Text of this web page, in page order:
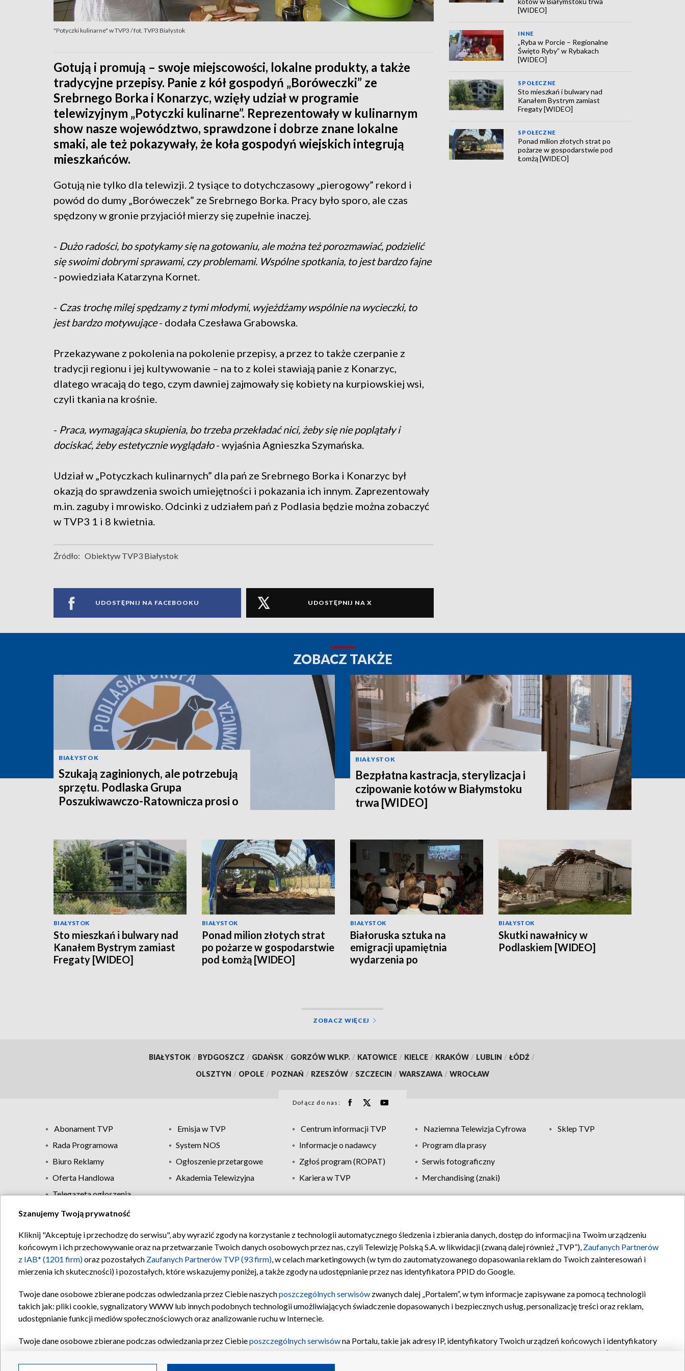
"Potyczki kulinarne" w TVP3 / fot. TVP3 Białystok
Gotują i promują – swoje miejscowości, lokalne produkty, a także
tradycyjne przepisy. Panie z kół gospodyń „Boróweczki” ze
Srebrnego Borka i Konarzyc, wzięły udział w programie
telewizyjnym „Potyczki kulinarne”. Reprezentowały w kulinarnym
show nasze województwo, sprawdzone i dobrze znane lokalne
smaki, ale też pokazywały, że koła gospodyń wiejskich integrują
mieszkańców.
Gotują nie tylko dla telewizji. 2 tysiące to dotychczasowy „pierogowy” rekord i
powód do dumy „Boróweczek” ze Srebrnego Borka. Pracy było sporo, ale czas
spędzony w gronie przyjaciół mierzy się zupełnie inaczej.
- Dużo radości, bo spotykamy się na gotowaniu, ale można też porozmawiać, podzielić
się swoimi dobrymi sprawami, czy problemami. Wspólne spotkania, to jest bardzo fajne
- powiedziała Katarzyna Kornet.
- Czas trochę milej spędzamy z tymi młodymi, wyjeżdżamy wspólnie na wycieczki, to
jest bardzo motywujące- dodała Czesława Grabowska.
Przekazywane z pokolenia na pokolenie przepisy, a przez to także czerpanie z
tradycji regionu i jej kultywowanie – na to z kolei stawiają panie z Konarzyc,
dlatego wracają do tego, czym dawniej zajmowały się kobiety na kurpiowskiej wsi,
czyli tkania na krośnie.
- Praca, wymagająca skupienia, bo trzeba przekładać nici, żeby się nie poplątały i
dociskać, żeby estetycznie wyglądało- wyjaśnia Agnieszka Szymańska.
Udział w „Potyczkach kulinarnych” dla pań ze Srebrnego Borka i Konarzyc był
okazją do sprawdzenia swoich umiejętności i pokazania ich innym. Zaprezentowały
m.in. zaguby i mrowisko. Odcinki z udziałem pań z Podlasia będzie można zobaczyć
w TVP3 1 i 8 kwietnia.
Źródło: Obiektyw TVP3 Białystok
UDOSTĘPNIJ NA FACEBOOKU UDOSTĘPNIJ NA X
[WIDEO]
INNE
„Ryba w Porcie – Regionalne
Święto Ryby” w Rybakach
[WIDEO]
SPOŁECZNE
Sto mieszkań i bulwary nad
Kanałem Bystrym zamiast
Fregaty [WIDEO]
SPOŁECZNE
Ponad milion złotych strat po
pożarze w gospodarstwie pod
Łomżą [WIDEO]
ZOBACZ TAKŻE
BIAŁYSTOK
Szukają zaginionych, ale potrzebują
sprzętu. Podlaska Grupa
Poszukiwawczo-Ratownicza prosi o
BIAŁYSTOK
Bezpłatna kastracja, sterylizacja i
czipowanie kotów w Białymstoku
trwa [WIDEO]
BIAŁYSTOK
Sto mieszkań i bulwary nad
Kanałem Bystrym zamiast
Fregaty [WIDEO]
BIAŁYSTOK
Ponad milion złotych strat
po pożarze w gospodarstwie
pod Łomżą [WIDEO]
BIAŁYSTOK
Białoruska sztuka na
emigracji upamiętnia
wydarzenia po
BIAŁYSTOK
Skutki nawałnicy w
Podlaskiem [WIDEO]
ZOBACZ WIĘCEJ
BIAŁYSTOK / BYDGOSZCZ / GDAŃSK / GORZÓW WLKP. / KATOWICE / KIELCE / KRAKÓW / LUBLIN / ŁÓDŹ /
OLSZTYN / OPOLE / POZNAŃ / RZESZÓW / SZCZECIN / WARSZAWA / WROCŁAW
Dołącz do nas:
Abonament TVP Emisja w TVP Centrum informacji TVP Naziemna Telewizja Cyfrowa
Sklep TVP
Rada Programowa
System NOS Informacje o nadawcy
Program dla prasy
Biuro Reklamy
Ogłoszenie przetargowe Zgłoś program (ROPAT)
Serwis fotograficzny
Oferta Handlowa
Akademia Telewizyjna Kariera w TVP
Merchandising (znaki)
Telegazeta ogłoszenia
Regulamin TVP Polityka prywatności Moje zgody Pomoc Biuro reklamy Kontakt
Szanujemy Twoją prywatność
Kliknij "Akceptuję i przechodzę do serwisu", aby wyrazić zgody na korzystanie z technologii automatycznego śledzenia i zbierania danych, dostęp do informacji na Twoim urządzeniu
końcowym i ich przechowywanie oraz na przetwarzanie Twoich danych osobowych przez nas, czyli Telewizję Polską S.A. w likwidacji (zwaną dalej również „TVP”), Zaufanych Partnerów
z IAB* (1201 firm)oraz pozostałych Zaufanych Partnerów TVP (93 firm), w celach marketingowych (w tym do zautomatyzowanego dopasowania reklam do Twoich zainteresowań i
mierzenia ich skuteczności) i pozostałych, które wskazujemy poniżej, a także zgody na udostępnianie przez nas identyfikatora PPID do Google.
Twoje dane osobowe zbierane podczas odwiedzania przez Ciebie naszychposzczególnych serwisów zwanych dalej „Portalem”, w tym informacje zapisywane za pomocą technologii
takich jak: pliki cookie, sygnalizatory WWW lub innych podobnych technologii umożliwiających świadczenie dopasowanych i bezpiecznych usług, personalizację treści oraz reklam,
udostępnianie funkcji mediów społecznościowych oraz analizowanie ruchu w Internecie.
Twoje dane osobowe zbierane podczas odwiedzania przez Ciebieposzczególnych serwisówna Portalu, takie jak adresy IP, identyfikatory Twoich urządzeń końcowych i identyfikatory
oraz pozostałych
Partnerów TVPdla realizacji następujących celów i funkcji: przechowywania informacji na urządzeniu lub dostęp do nich, wyboru podstawowych reklam, wyboru spersonalizowanych